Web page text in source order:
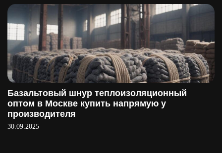
Базальтовый шнур теплоизоляционный
оптом в Москве купить напрямую у
производителя
30.09.2025